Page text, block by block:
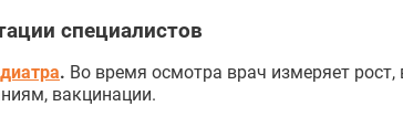
специалистов
. Во время осмотра врач измеряет
вакцинации.